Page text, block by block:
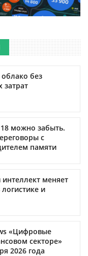
без
затрат
можно забыть.
с
памяти
интеллект меняет
и
«Цифровые
секторе»
2026 года